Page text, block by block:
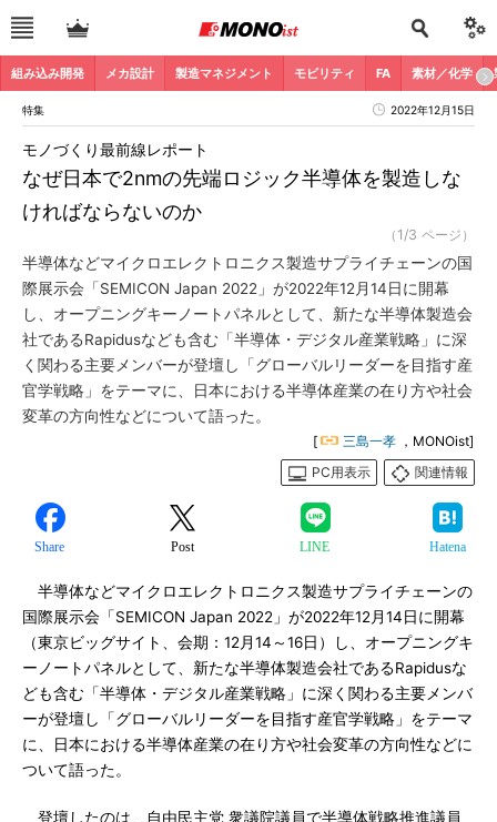
組み込み開発 メカ設計 製造マネジメント モビリティ FA 素材／化学
特集 2022年12月15日
なぜ日本で2nmの先端ロジック半導体を製造しな
ければならないのか
モノづくり最前線レポート
（1/3 ページ）
半導体などマイクロエレクトロニクス製造サプライチェーンの国
際展示会「SEMICON Japan 2022」が2022年12月14日に開幕
し、オープニングキーノートパネルとして、新たな半導体製造会
社であるRapidusなども含む「半導体・デジタル産業戦略」に深
く関わる主要メンバーが登壇し「グローバルリーダーを目指す産
官学戦略」をテーマに、日本における半導体産業の在り方や社会
変革の方向性などについて語った。
[ 三島一孝 ，MONOist]
PC用表示
関連情報
Share Post LINE Hatena
半導体などマイクロエレクトロニクス製造サプライチェーンの
国際展示会「SEMICON Japan 2022」が2022年12月14日に開幕
（東京ビッグサイト、会期：12月14～16日）し、オープニングキ
ーノートパネルとして、新たな半導体製造会社であるRapidusな
ども含む「半導体・デジタル産業戦略」に深く関わる主要メンバ
ーが登壇し「グローバルリーダーを目指す産官学戦略」をテーマ
に、日本における半導体産業の在り方や社会変革の方向性などに
ついて語った。
登壇したのは、自由民主党 衆議院議員で半導体戦略推進議員